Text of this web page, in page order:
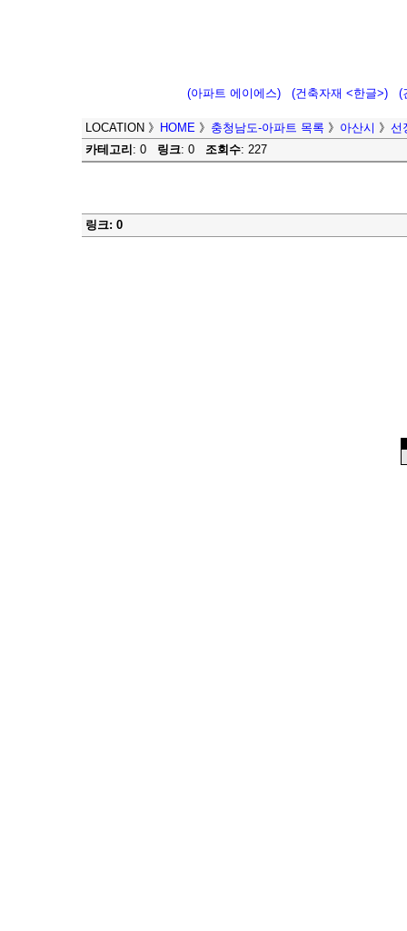
(아파트 에이에스) (건축자재 <한글>) (
LOCATION 》 HOME 》 충청남도-아파트 목록 》 아산시 》 선
카테고리 : 0 링크: 0 조회수: 227
링크: 0